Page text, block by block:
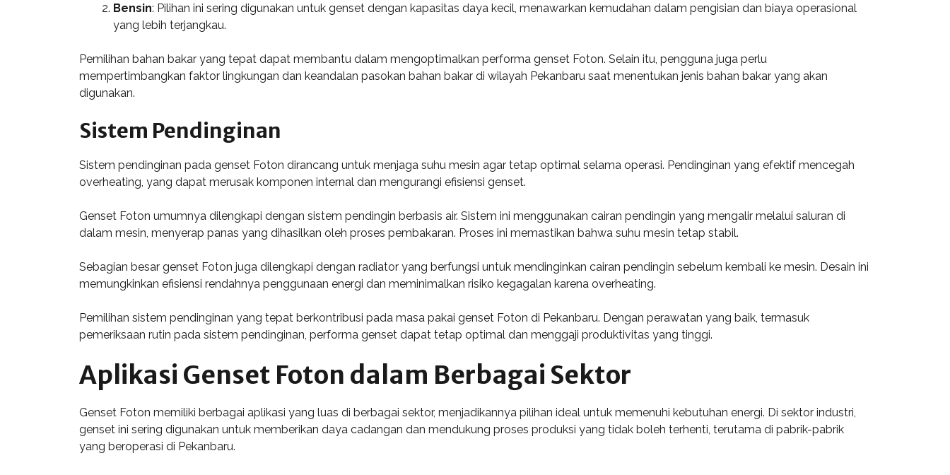
Bensin: Pilihan ini sering digunakan untuk genset dengan kapasitas daya kecil, menawarkan kemudahan dalam pengisian dan biaya operasional
yang lebih terjangkau.
Pemilihan bahan bakar yang tepat dapat membantu dalam mengoptimalkan performa genset Foton. Selain itu, pengguna juga perlu
mempertimbangkan faktor lingkungan dan keandalan pasokan bahan bakar di wilayah Pekanbaru saat menentukan jenis bahan bakar yang akan
digunakan.
Sistem Pendinginan
Sistem pendinginan pada genset Foton dirancang untuk menjaga suhu mesin agar tetap optimal selama operasi. Pendinginan yang efektif mencegah
overheating, yang dapat merusak komponen internal dan mengurangi efisiensi genset.
Genset Foton umumnya dilengkapi dengan sistem pendingin berbasis air. Sistem ini menggunakan cairan pendingin yang mengalir melalui saluran di
dalam mesin, menyerap panas yang dihasilkan oleh proses pembakaran. Proses ini memastikan bahwa suhu mesin tetap stabil.
Sebagian besar genset Foton juga dilengkapi dengan radiator yang berfungsi untuk mendinginkan cairan pendingin sebelum kembali ke mesin. Desain ini
memungkinkan efisiensi rendahnya penggunaan energi dan meminimalkan risiko kegagalan karena overheating.
Pemilihan sistem pendinginan yang tepat berkontribusi pada masa pakai genset Foton di Pekanbaru. Dengan perawatan yang baik, termasuk
pemeriksaan rutin pada sistem pendinginan, performa genset dapat tetap optimal dan menggaji produktivitas yang tinggi.
Aplikasi Genset Foton dalam Berbagai Sektor
Genset Foton memiliki berbagai aplikasi yang luas di berbagai sektor, menjadikannya pilihan ideal untuk memenuhi kebutuhan energi. Di sektor industri,
genset ini sering digunakan untuk memberikan daya cadangan dan mendukung proses produksi yang tidak boleh terhenti, terutama di pabrik-pabrik
yang beroperasi di Pekanbaru.